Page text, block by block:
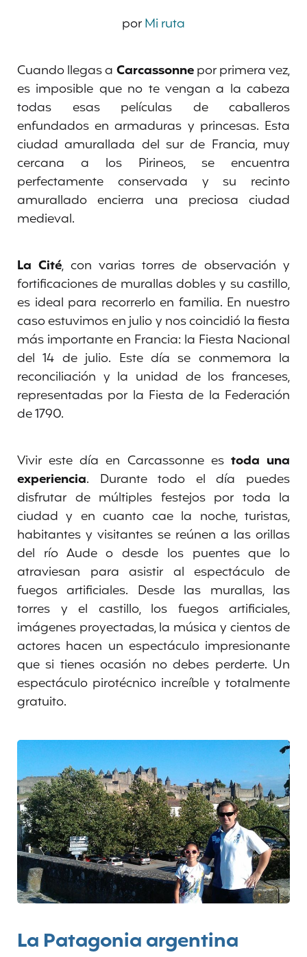
porMi ruta
Cuando llegas a Carcassonnepor primera vez,
es imposible que no te vengan a la cabeza
todas esas películas de caballeros
enfundados en armaduras y princesas. Esta
ciudad amurallada del sur de Francia, muy
cercana a los Pirineos, se encuentra
perfectamente conservada y su recinto
amurallado encierra una preciosa ciudad
medieval.
La Cité, con varias torres de observación y
fortificaciones de murallas dobles y su castillo,
es ideal para recorrerlo en familia. En nuestro
caso estuvimos en julio y nos coincidió la fiesta
más importante en Francia: la Fiesta Nacional
del 14 de julio. Este día se conmemora la
reconciliación y la unidad de los franceses,
representadas por la Fiesta de la Federación
de 1790.
Vivir este día en Carcassonne es toda una
experiencia. Durante todo el día puedes
disfrutar de múltiples festejos por toda la
ciudad y en cuanto cae la noche, turistas,
habitantes y visitantes se reúnen a las orillas
del río Aude o desde los puentes que lo
atraviesan para asistir al espectáculo de
fuegos artificiales. Desde las murallas, las
torres y el castillo, los fuegos artificiales,
imágenes proyectadas, la música y cientos de
actores hacen un espectáculo impresionante
que si tienes ocasión no debes perderte. Un
espectáculo pirotécnico increíble y totalmente
gratuito.
La Patagonia argentina